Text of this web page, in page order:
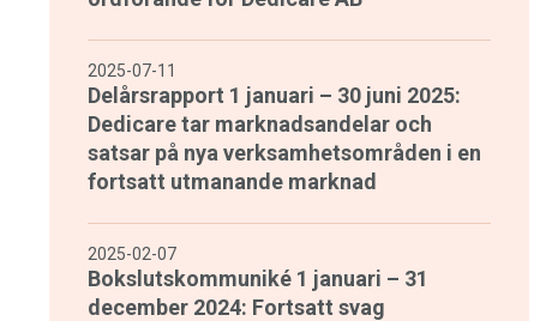
2025-07-11
Delårsrapport 1 januari – 30 juni 2025:
Dedicare tar marknadsandelar och
satsar på nya verksamhetsområden i en
fortsatt utmanande marknad
2025-02-07
Bokslutskommuniké 1 januari – 31
december 2024: Fortsatt svag